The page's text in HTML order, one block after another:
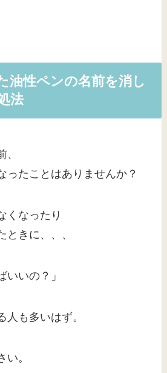
油性ペンの名前を消し
法
ったことはありませんか？
くなったり
ときに、、、
いいの？」
人も多いはず。
い。